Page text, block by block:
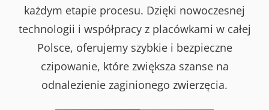
każdym etapie procesu. Dzięki nowoczesnej
technologii i współpracy z placówkami w całej
Polsce, oferujemy szybkie i bezpieczne
czipowanie, które zwiększa szanse na
odnalezienie zaginionego zwierzęcia.